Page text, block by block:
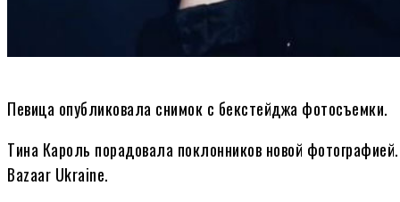
Певица опубликовала снимок с бекстейджа фотосъемки.
Тина Кароль порадовала поклонников новой
Bazaar Ukraine.